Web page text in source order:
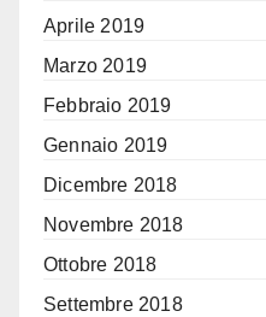
Aprile 2019
Marzo 2019
Febbraio 2019
Gennaio 2019
Dicembre 2018
Novembre 2018
Ottobre 2018
Settembre 2018